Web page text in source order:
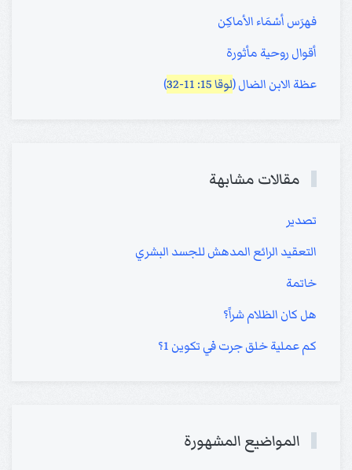
فهرَس أسْمَاء الأماكِن
أقوال روحية مأثورة
عظة الابن الضال (لوقا 15: 11-32 )
مقالات مشابهة
تصدير
التعقيد الرائع المدهش للجسد البشري
خاتمة
هل كان الظلام شراً؟
كم عملية خلق جرت في تكوين 1؟
المواضيع المشهورة